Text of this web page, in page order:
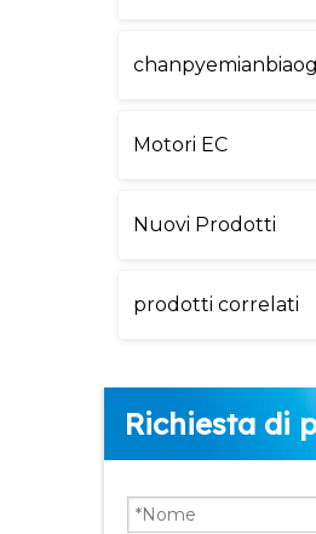
Motori EC
Nuovi Prodotti
prodotti correlati
Richiesta di